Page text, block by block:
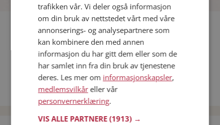
Fler single
Flere singlekvinner fra Drammen:Mandy,Merethe,Anne
Menn fra Drammen
Date kvinner i Norge
Date menn i Norge
trafikken vår. Vi deler også informasjon
om din bruk av nettstedet vårt med våre
annonserings- og analysepartnere som
kan kombinere den med annen
informasjon du har gitt dem eller som de
har samlet inn fra din bruk av tjenestene
deres. Les mer om informasjonskapsler,
medlemsvilkåreller vår
personvernerklæring.
VIS ALLE PARTNERE(1913) →